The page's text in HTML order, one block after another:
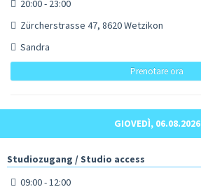
20:00 - 23:00
Zürcherstrasse 47, 8620 Wetzikon
Sandra
Prenotare ora
GIOVEDÌ, 06.08.2026
Studiozugang / Studio access
09:00 - 12:00